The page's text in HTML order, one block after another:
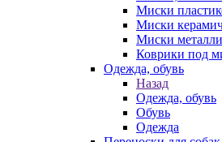
Миски
Миски
Миски
Коврики под
Одежда, обувь
Назад
Одежда, обувь
Обувь
Одежда